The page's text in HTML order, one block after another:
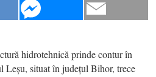
hidrotehnică prinde contur în
situat în județul Bihor, trece